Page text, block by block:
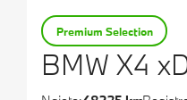
BMW X4
Premium Selection